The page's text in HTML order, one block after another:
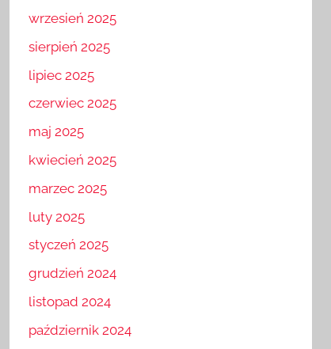
wrzesień 2025
sierpień 2025
lipiec 2025
czerwiec 2025
maj 2025
kwiecień 2025
marzec 2025
luty 2025
styczeń 2025
grudzień 2024
listopad 2024
październik 2024